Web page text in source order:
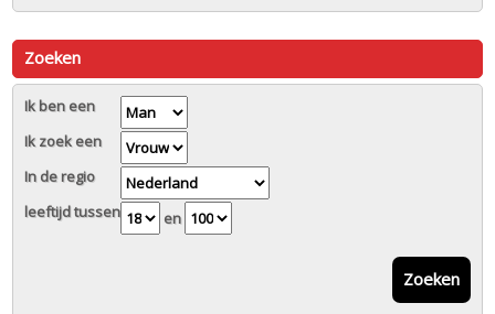
Zoeken
Ik ben een
Ik zoek een
In de regio
leeftijd tussen
en
Zoeken